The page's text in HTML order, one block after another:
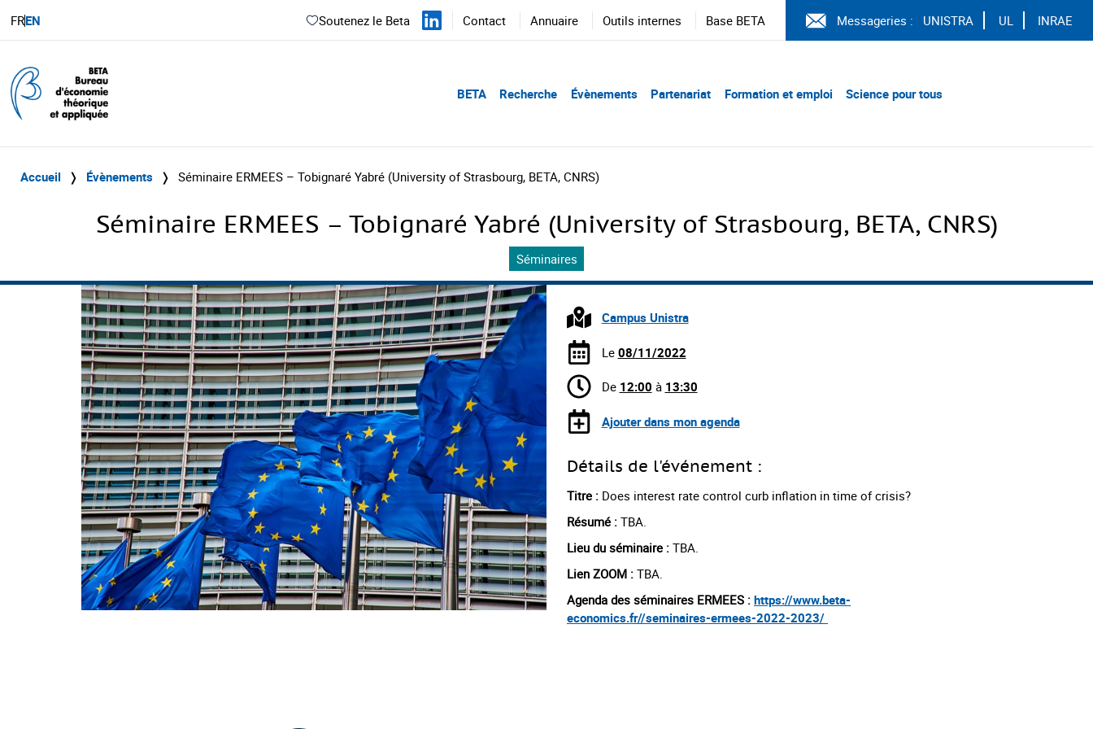
FREN Soutenez le Beta Contact Annuaire Outils internes Base BETA Messageries : UNISTRA UL INRAE
BETA Recherche Évènements Partenariat Formation et emploi Science pour tous
Accueil ❭ Évènements ❭ Séminaire ERMEES – Tobignaré Yabré (University of Strasbourg, BETA, CNRS)
Séminaire ERMEES – Tobignaré Yabré (University of Strasbourg, BETA, CNRS)
Séminaires
Campus Unistra
Le 08/11/2022
De 12:00 à 13:30
Ajouter dans mon agenda
Détails de l'événement :
Titre : Does interest rate control curb inflation in time of crisis?
Résumé : TBA.
Lieu du séminaire : TBA.
Lien ZOOM : TBA.
Agenda des séminaires ERMEES : https://www.beta-
economics.fr//seminaires-ermees-2022-2023/